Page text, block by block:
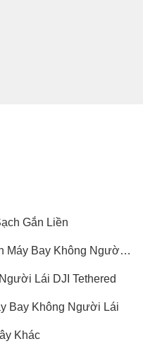
Gắn Liền
Máy Bay Không Người
Lái DJI Tethered
Bay Không Người Lái
Khác